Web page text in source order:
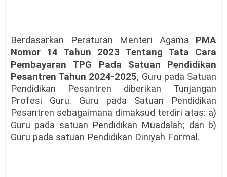
Berdasarkan Peraturan Menteri Agama PMA
Nomor 14 Tahun 2023 Tentang Tata Cara
Pembayaran TPG Pada Satuan Pendidikan
Pesantren Tahun 2024-2025, Guru pada Satuan
Pendidikan Pesantren diberikan Tunjangan
Profesi Guru. Guru pada Satuan Pendidikan
Pesantren sebagaimana dimaksud terdiri atas: a)
Guru pada satuan Pendidikan Muadalah; dan b)
Guru pada satuan Pendidikan Diniyah Formal.